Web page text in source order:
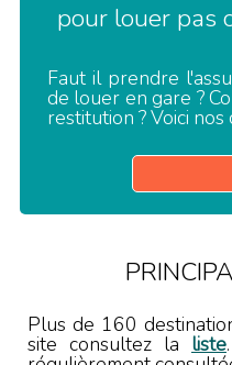
pour louer pas
Faut il prendre
de louer en gare ?
restitution ? Voici nos
Plus de 160
site consultez la liste